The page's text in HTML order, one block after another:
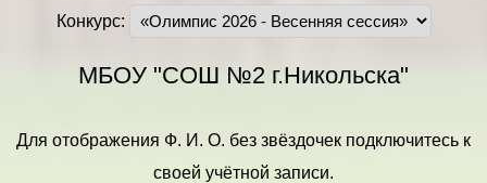
Конкурс:
МБОУ "СОШ №2 г.Никольска"
Для отображения Ф. И. О. без звёздочек подключитесь к
своей учётной записи.